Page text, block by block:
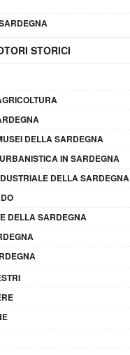
STORICI
DELLA SARDEGNA
IN SARDEGNA
DELLA SARDEGNA
DELLA SARDEGNA